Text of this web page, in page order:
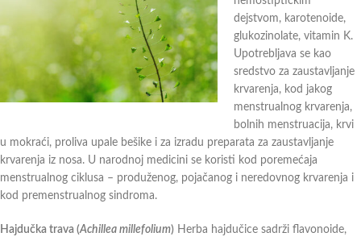
dejstvom, karotenoide,
glukozinolate, vitamin K.
Upotrebljava se kao
sredstvo za zaustavljanje
krvarenja, kod jakog
menstrualnog krvarenja,
bolnih menstruacija, krvi
u mokraći, proliva upale bešike i za izradu preparata za zaustavljanje
krvarenja iz nosa. U narodnoj medicini se koristi kod poremećaja
menstrualnog ciklusa – produženog, pojačanog i neredovnog krvarenja i
kod premenstrualnog sindroma.
Hajdučka trava (Achillea millefolium) Herba hajdučice sadrži flavonoide,